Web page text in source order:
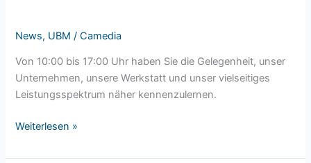
News, UBM /Camedia
Von 10:00 bis 17:00 Uhr haben Sie die Gelegenheit, unser
Unternehmen, unsere Werkstatt und unser vielseitiges
Leistungsspektrum näher kennenzulernen.
offenen
Tür
2026
bei
Ummenhofer
Baumaschinen
Weiterlesen »